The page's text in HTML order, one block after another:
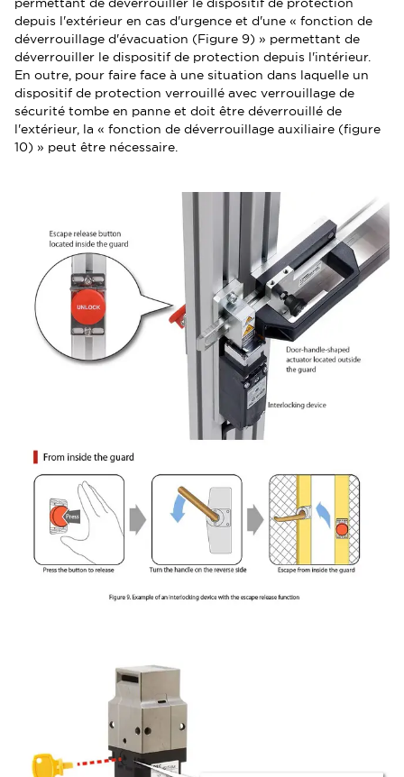
depuis l'extérieur en cas d'urgence et d'une « fonction de
déverrouillage d'évacuation (Figure 9) » permettant de
déverrouiller le dispositif de protection depuis l'intérieur.
En outre, pour faire face à une situation dans laquelle un
dispositif de protection verrouillé avec verrouillage de
sécurité tombe en panne et doit être déverrouillé de
l'extérieur, la « fonction de déverrouillage auxiliaire (figure
10) » peut être nécessaire.